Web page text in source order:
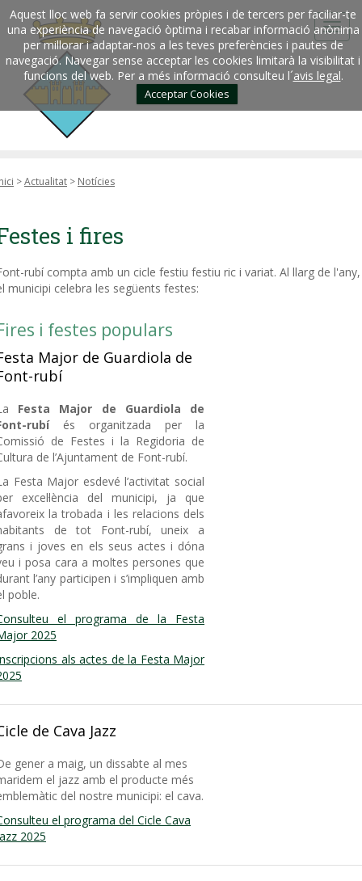
Aquest lloc web fa servir cookies pròpies i de tercers per faciliar-te
una experiència de navegació òptima i recabar informació anònima
per millorar i adaptar-nos a les teves preferències i pautes de
navegació. Navegar sense acceptar les cookies limitarà la visibilitat i
funcions del web. Per a més informació consulteu l´avis legal.
Acceptar Cookies
>Actualitat > Notícies
i fires
rubí compta amb un cicle festiu festiu ric i variat. Al llarg de l'any,
municipi celebra les següents festes:
i festes populars
Major de Guardiola de
rubí
Festa Major de Guardiola de
rubíés organitzada per la
de Festes i la Regidoria de
de l’Ajuntament de Font-rubí.
Festa Major esdevé l’activitat social
excel·lència del municipi, ja que
la trobada i les relacions dels
de tot Font-rubí, uneix a
i joves en els seus actes i dóna
i posa cara a moltes persones que
l’any participen i s’impliquen amb
poble.
el programa de la Festa
2025
als actes de la Festa Major
de Cava Jazz
gener a maig, un dissabte al mes
el jazz amb el producte més
del nostre municipi: el cava.
el programa del Cicle Cava
2025